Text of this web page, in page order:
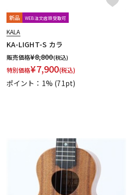
新品 WEB注文店頭受取可
KALA
KA-LIGHT-S カラ
販売価格¥8,800(税込)
特別価格¥7,900(税込)
ポイント：1% (71pt)